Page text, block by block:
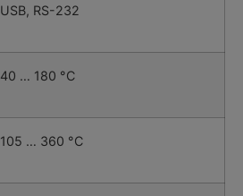
USB, RS-232
40 … 180 °C
105 … 360 °C